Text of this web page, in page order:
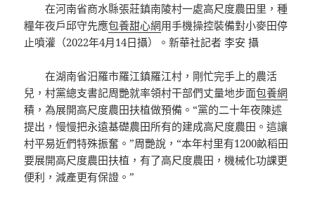
在河南省商水縣張莊鎮南陵村一處高尺度農田里，種
糧年夜戶邱守先應包養甜心網用手機操控裝備對小麥田停
止噴灌（2022年4月14日攝）。新華社記者 李安 攝
在湖南省汨羅市羅江鎮羅江村，剛忙完手上的農活
兒，村黨總支書記周艷就率領村干部們丈量地步面包養網
積，為展開高尺度農田扶植做預備。“黨的二十年夜陳述
提出，慢慢把永遠基礎農田所有的建成高尺度農田。這讓
村平易近們特殊振奮。”周艷說，“本年村里有1200畝稻田
要展開高尺度農田扶植，有了高尺度農田，機械化功課更
便利，減產更有保證。”